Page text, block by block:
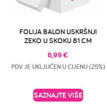
FOLIJA BALON USKRŠNJI
ZEKO U SKOKU 81 CM
6,99€
PDV JE UKLJUČEN U CIJENU (25%)
SAZNAJTE VIŠE